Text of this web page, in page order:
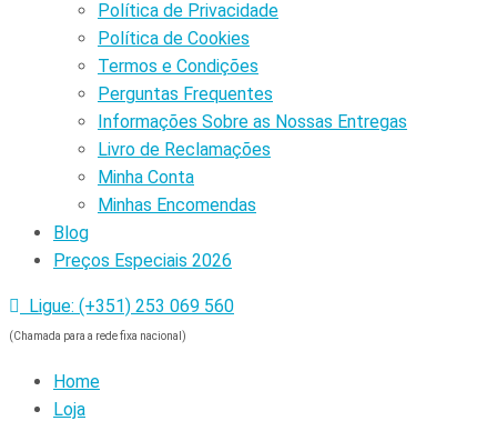
Política de Privacidade
Política de Cookies
Termos e Condições
Perguntas Frequentes
Informações Sobre as Nossas Entregas
Livro de Reclamações
Minha Conta
Minhas Encomendas
Blog
Preços Especiais 2026
Ligue: (+351) 253 069 560
(Chamada para a rede fixa nacional)
Home
Loja